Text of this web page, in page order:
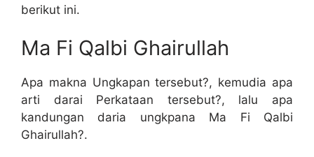
berikut ini.
Ma Fi Qalbi Ghairullah
Apa makna Ungkapan tersebut?, kemudia apa
arti darai Perkataan tersebut?, lalu apa
kandungan daria ungkpana Ma Fi Qalbi
Ghairullah?.